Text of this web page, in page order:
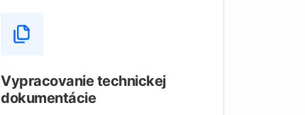
Vypracovanie technickej
dokumentácie